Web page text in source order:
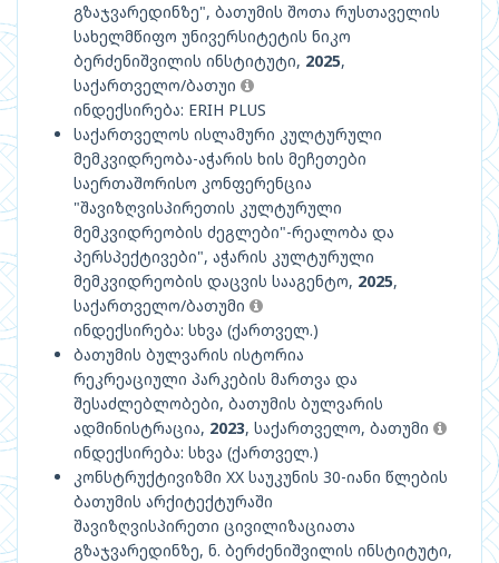
გზაჯვარედინზე", ბათუმის შოთა რუსთაველის
სახელმწიფო უნივერსიტეტის ნიკო
ბერძენიშვილის ინსტიტუტი, 2025,
საქართველო/ბათუი
ინდექსირება: ERIH PLUS
საქართველოს ისლამური კულტურული
მემკვიდრეობა-აჭარის ხის მეჩეთები
საერთაშორისო კონფერენცია
"შავიზღვისპირეთის კულტურული
მემკვიდრეობის ძეგლები"-რეალობა და
პერსპექტივები", აჭარის კულტურული
მემკვიდრეობის დაცვის სააგენტო, 2025,
საქართველო/ბათუმი
ინდექსირება: სხვა (ქართველ.)
ბათუმის ბულვარის ისტორია
რეკრეაციული პარკების მართვა და
შესაძლებლობები, ბათუმის ბულვარის
ადმინისტრაცია, 2023, საქართველო, ბათუმი
ინდექსირება: სხვა (ქართველ.)
კონსტრუქტივიზმი XX საუკუნის 30-იანი წლების
ბათუმის არქიტექტურაში
შავიზღვისპირეთი ცივილიზაციათა
გზაჯვარედინზე, ნ. ბერძენიშვილის ინსტიტუტი,